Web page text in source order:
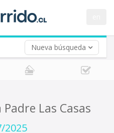
Nueva búsqueda
Las Casas
2025